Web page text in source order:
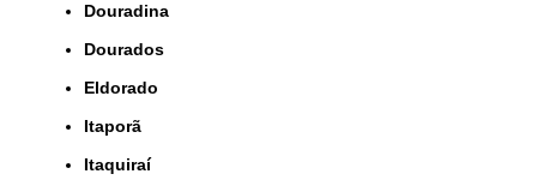
Douradina
Dourados
Eldorado
Itaporã
Itaquiraí